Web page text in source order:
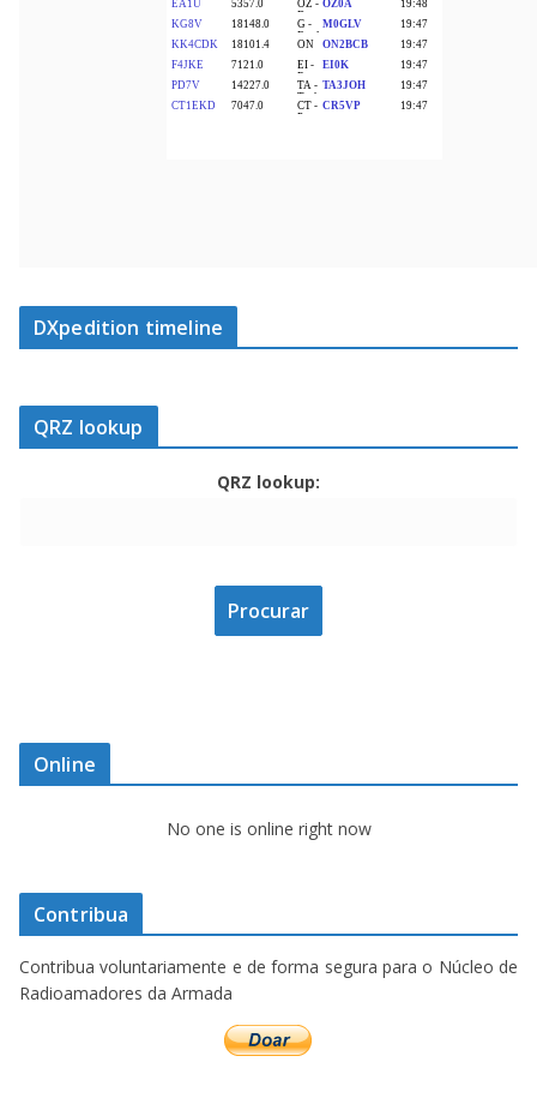
DXpedition timeline
QRZ lookup
QRZ lookup:
Online
No one is online right now
Contribua
Contribua voluntariamente e de forma segura para o Núcleo de
Radioamadores da Armada